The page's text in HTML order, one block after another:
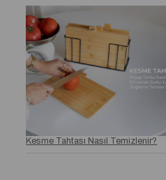
Kesme Tahtası Nasıl Temizlenir?